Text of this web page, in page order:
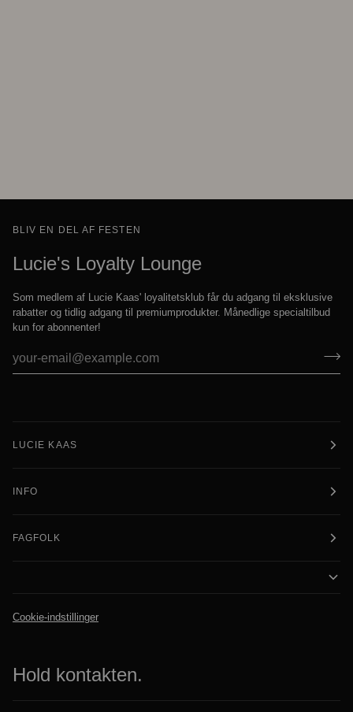
BLIV EN DEL AF FESTEN
Lucie's Loyalty Lounge
Som medlem af Lucie Kaas' loyalitetsklub får du adgang til eksklusive
rabatter og tidlig adgang til premiumprodukter. Månedlige specialtilbud
kun for abonnenter!
LUCIE KAAS
INFO
FAGFOLK
Cookie-indstillinger
Hold kontakten.